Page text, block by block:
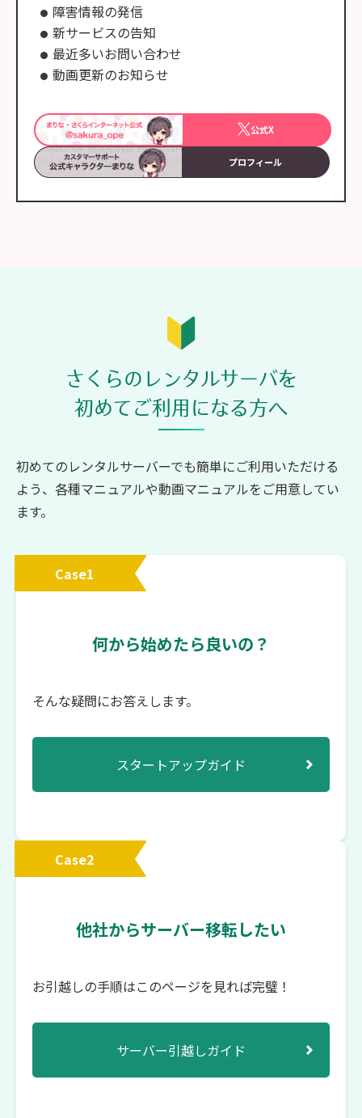
障害情報の発信
新サービスの告知
最近多いお問い合わせ
動画更新のお知らせ
公式X
プロフィール
さくらのレンタルサーバを
初めてご利用になる方へ
初めてのレンタルサーバーでも簡単にご利用いただける
よう、 各種マニュアルや動画マニュアルをご用意してい
ます。
Case1
何から始めたら良いの？
そんな疑問にお答えします。
スタートアップガイド
Case2
他社からサーバー移転したい
お引越しの手順はこのページを見れば完璧！
サーバー引越しガイド